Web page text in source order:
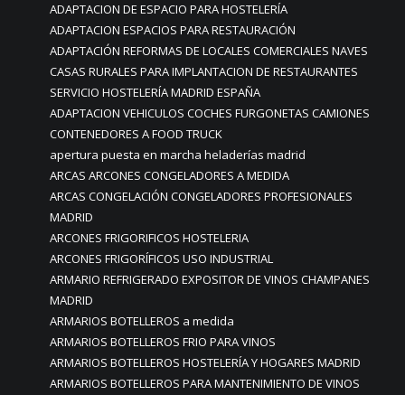
ADAPTACION DE ESPACIO PARA HOSTELERÍA
ADAPTACION ESPACIOS PARA RESTAURACIÓN
ADAPTACIÓN REFORMAS DE LOCALES COMERCIALES NAVES
CASAS RURALES PARA IMPLANTACION DE RESTAURANTES
SERVICIO HOSTELERÍA MADRID ESPAÑA
ADAPTACION VEHICULOS COCHES FURGONETAS CAMIONES
CONTENEDORES A FOOD TRUCK
apertura puesta en marcha heladerías madrid
ARCAS ARCONES CONGELADORES A MEDIDA
ARCAS CONGELACIÓN CONGELADORES PROFESIONALES
MADRID
ARCONES FRIGORIFICOS HOSTELERIA
ARCONES FRIGORÍFICOS USO INDUSTRIAL
ARMARIO REFRIGERADO EXPOSITOR DE VINOS CHAMPANES
MADRID
ARMARIOS BOTELLEROS a medida
ARMARIOS BOTELLEROS FRIO PARA VINOS
ARMARIOS BOTELLEROS HOSTELERÍA Y HOGARES MADRID
ARMARIOS BOTELLEROS PARA MANTENIMIENTO DE VINOS